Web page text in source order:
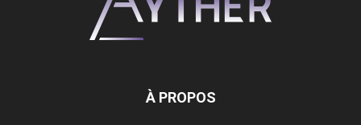
À PROPOS